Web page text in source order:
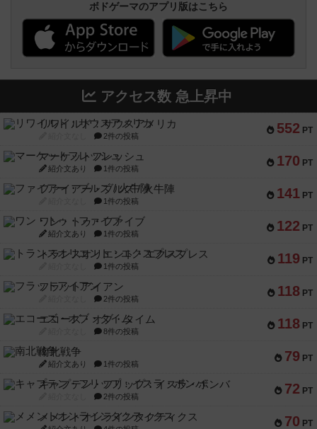
ボドゲーマのアプリ版はこちら
アクセス数 急上昇中
552 PT
リワイルド：サウスアメリカ
2件の投稿
170 PT
マーケットフレッシュ
紹介文あり 1件の投稿
141 PT
ファイアー・ブルズ / 火牛陣
1件の投稿
122 PT
ワン・トゥ・ファイブ
紹介文あり 1件の投稿
119 PT
トランスオリエント・エクスプレス
1件の投稿
118 PT
フラットアイアン
2件の投稿
118 PT
エコーズ・オブ・タイム
8件の投稿
79 PT
南北戦争
紹介文あり 1件の投稿
72 PT
キャプテン・フリップ：イスラ・ボンバ
2件の投稿
70 PT
メメントオンラインタクティクス